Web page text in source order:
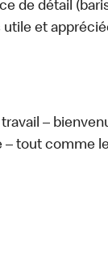
de détail
et
–
– tout comme